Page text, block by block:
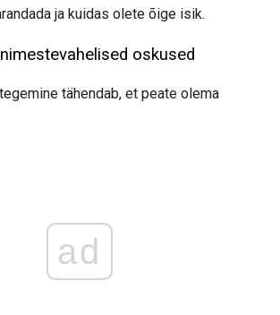
ja kuidas olete õige isik.
oskused
tähendab, et peate olema
ad